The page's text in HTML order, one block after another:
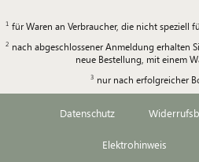
für Waren an Verbraucher, die nicht speziell
nach abgeschlossener Anmeldung erhalten
neue Bestellung, mit einem
nur nach erfolgreicher
Datenschutz
Elektrohinweis